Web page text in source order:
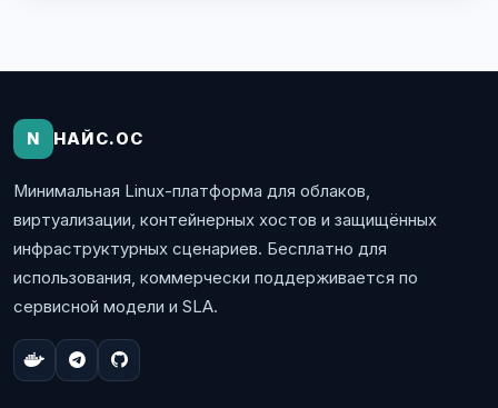
N НАЙС.ОС
Минимальная Linux-платформа для облаков,
виртуализации, контейнерных хостов и защищённых
инфраструктурных сценариев. Бесплатно для
использования, коммерчески поддерживается по
сервисной модели и SLA.